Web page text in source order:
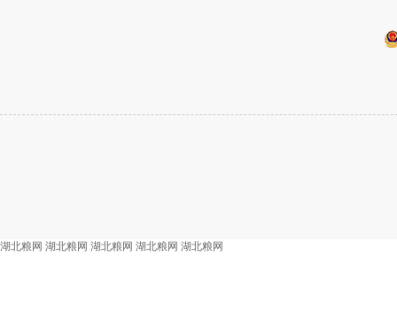
湖北粮网 湖北粮网 湖北粮网 湖北粮网 湖北粮网